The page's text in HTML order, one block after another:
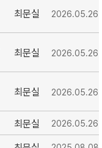
최문실 2026.05.26
최문실 2026.05.26
최문실 2026.05.26
최문실 2026.05.26